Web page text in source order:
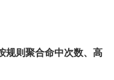
则聚合命中次数、高